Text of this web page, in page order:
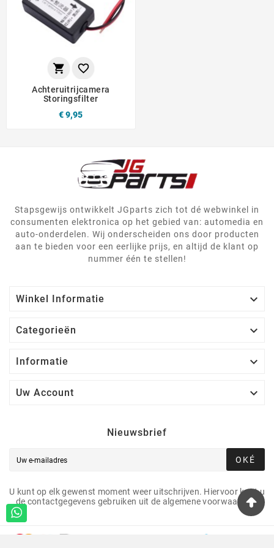
 
Achteruitrijcamera
Storingsfilter
€ 9,95
Stapsgewijs ontwikkelt JGparts zich tot dé webwinkel in
consumenten elektronica op het gebied van: automedia en
auto-onderdelen. Wij onderscheiden ons door producten
aan te bieden voor een eerlijke prijs, en altijd de klant op
nummer één te stellen!
Winkel Informatie 
Categorieën 
Informatie 
Uw Account 
Nieuwsbrief
OKÉ
U kunt op elk gewenst moment weer uitschrijven. Hiervoor kunt u
de contactgegevens gebruiken uit de algemene voorwaarden.